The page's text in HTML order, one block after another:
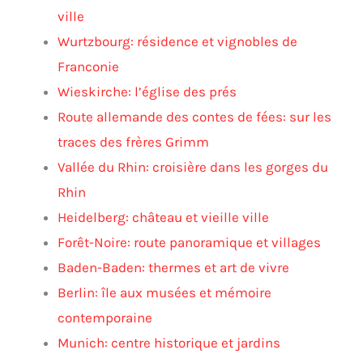
ville
Wurtzbourg: résidence et vignobles de
Franconie
Wieskirche: l’église des prés
Route allemande des contes de fées: sur les
traces des frères Grimm
Vallée du Rhin: croisière dans les gorges du
Rhin
Heidelberg: château et vieille ville
Forêt-Noire: route panoramique et villages
Baden-Baden: thermes et art de vivre
Berlin: île aux musées et mémoire
contemporaine
Munich: centre historique et jardins